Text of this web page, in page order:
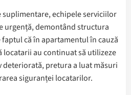
echipele serviciilor
urgență, demontând structura
că în apartamentul în cauză
locatarii au continuat să utilizeze
deteriorată, pretura a luat măsuri
siguranței locatarilor.